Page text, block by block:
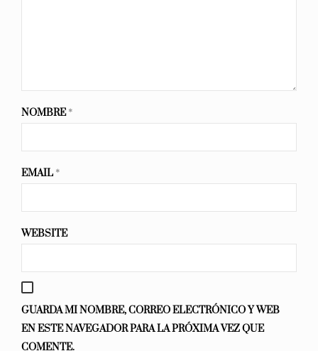
NOMBRE*
EMAIL *
WEBSITE
GUARDA MI NOMBRE, CORREO ELECTRÓNICO Y WEB
EN ESTE NAVEGADOR PARA LA PRÓXIMA VEZ QUE
COMENTE.